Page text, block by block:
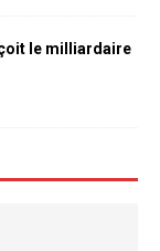
le milliardaire